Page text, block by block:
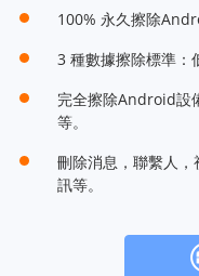
100% 永久擦除
3 種數據擦除標準：
完全擦除Android設
等。
刪除消息，聯繫人
訊等。